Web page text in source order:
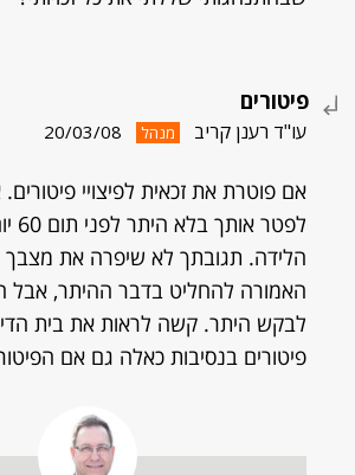
פיטורים
עו"ד רענן קריב מנהל 20/03/08
אם פוטרת את זכאית לפיצויי
הלידה. תגובתך לא שיפרה את
האמורה להחליט בדבר ההיתר, אבל
לבקש היתר. קשה לראות את בית הדין
פיטורים בנסיבות כאלה גם אם